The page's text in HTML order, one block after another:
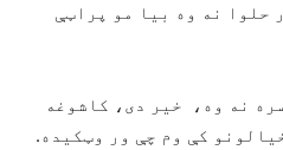
حلوا نه وه بیا مو پراټې
نه وه، خیر دی، کاشوغه
کې وم چې ور وټکیده.